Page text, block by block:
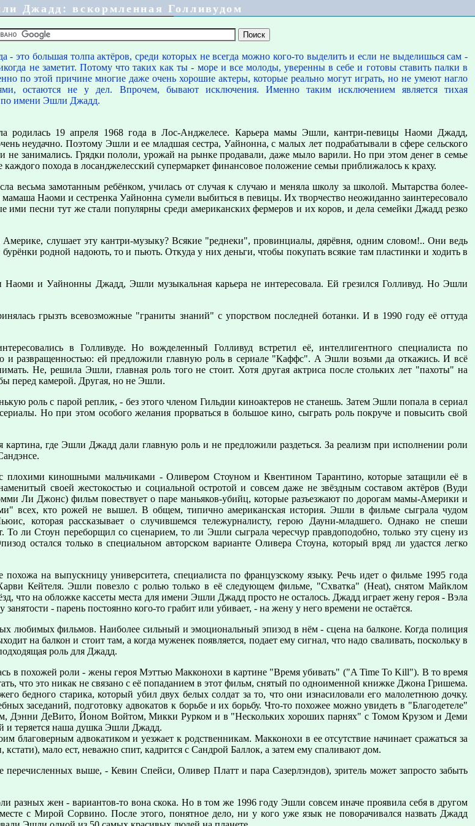
Джадд: вскормленная Голливудом
- это большая толпа актёров, среди которых не всегда можно кого-то выделить и если не выделишься сам -
не заметит. Потому что таких как ты - море и все молоды, уверенны в себе и готовы ставить палки в
по этой причине многие даже очень хорошие актеры, которые реально могут играть, но не умеют нагло
остаются не у дел. Впрочем, бывают исключения. Именно таким исключением является тихая
по имени Эшли Джадд.
родилась 19 апреля 1968 года в Лос-Анджелесе. Карьера мамы Эшли, кантри-певицы Наоми Джадд,
неудачно. Поэтому Эшли и ее младшая сестра, Уайнонна, с малых лет подрабатывали в сфере сельского
не занимались. Грядки пололи, урожай на рынке продавали, даже мыло варили. Но при этом денег в семье
каждого похода в лосанджелесский супермаркет финансовое положение семьи приближалось к краху.
весьма замотанным ребёнком, училась от случая к случаю и меняла школу за школой. Мытарства более-
мамаша Наоми и сестренка Уайнонна сумели выбиться в певицы. Их творчество неожиданно заинтересовало
ими песни тут же стали популярны среди американских фермеров и их коров, и дела семейки Джадд резко
слушает эту кантри-музыку? Всякие "реднеки", провинциалы, дярёвня, одним словом!.. Они ведь
родной надоють, то и пьють. Откуда у них деньги, чтобы покупать всякие там пластинки и ходить в
и Уайнонны Джадд, Эшли музыкальная карьера не интересовала. Ей грезился Голливуд. Но Эшли
грызть всевозможные "граниты знаний" с упорством последней ботанки. И в 1990 году её оттуда
в Голливуде. Но вожделенный Голливуд встретил её, интеллигентного специалиста по
и развращенностью: ей предложили главную роль в сериале "Каффс". А Эшли возьми да откажись. И всё
Не, решила Эшли, главная роль того не стоит. Хотя другая актриса после стольких лет "пахоты" на
перед камерой. Другая, но не Эшли.
роль с парой реплик, - без этого членом Гильдии киноактеров не станешь. Затем Эшли попала в сериал
Но при этом особого желания прорваться в большое кино, сыграть роль покруче и повысить свой
картина, где Эшли Джадд дали главную роль и не предложили раздеться. За реализм при исполнении роли
с плохими киношными мальчиками - Оливером Стоуном и Квентином Тарантино, которые затащили её в
своей жестокостью и социальной остротой и совсем даже не звёздным составом актёров (Вуди
Ли Джонс) фильм повествует о паре маньяков-убийц, которые разъезжают по дорогам мамы-Америки и
всех, кто рожей не вышел. В общем, типично американская история. Эшли в фильме сыграла чудом
которая рассказывает о случившемся тележурналисту, герою Дауни-младшего. Однако не спеши
ли Стоун переборщил со сценарием, то ли Эшли сыграла чересчур правдоподобно, только эту сцену из
остался только в специальном авторском варианте Оливера Стоуна, который вряд ли удастся легко
на выпускницу университета, специалиста по французскому языку. Речь идет о фильме 1995 года
Кейтеля. Эшли повезло с ролью только в её следующем фильме, "Схватка" (Heat), снятом Майклом
что на обложке кассеты места для имени Эшли Джадд просто не осталось. Джадд играет жену героя - Вэла
- парень постоянно кого-то грабит или убивает, - на жену у него времени не остаётся.
любимых фильмов. Наиболее сильный и эмоциональный эпизод в нём - сцена на балконе. Когда полиция
на балкон и стоит там, а когда муженек появляется, подает ему сигнал, что надо сваливать, поскольку в
роль для Джадд.
в похожей роли - жены героя Мэттью Макконохи в картине "Время убивать" ("A Time To Kill"). В то время
что это никак не связано с её попаданием в этот фильм, снятый по одноименной книжке Джона Гришема.
бедного старика, который убил двух белых солдат за то, что они изнасиловали его малолетнюю дочку.
заседаний, подготовку адвокатов к борьбе и их борьбу. Что-то похожее можно увидеть в "Благодетеле"
Дэнни ДеВито, Йоном Войтом, Микки Рурком и в "Нескольких хороших парнях" с Томом Крузом и Деми
и теряется наша душка Эшли Джадд.
благоверным адвокатиком и уезжает к родственникам. Макконохи в ее отсутствие начинает сражаться за
мало ест, неважно спит, кадрится с Сандрой Баллок, а затем ему спаливают дом.
выше, - Кевин Спейси, Оливер Платт и пара Сазерлэндов), зритель может запросто забыть
жен - вариантов-то вона скока. Но в том же 1996 году Эшли совсем иначе проявила себя в другом
с Мирой Сорвино. После этого, понятное дело, ни у кого уже язык не поворачивался назвать Джадд